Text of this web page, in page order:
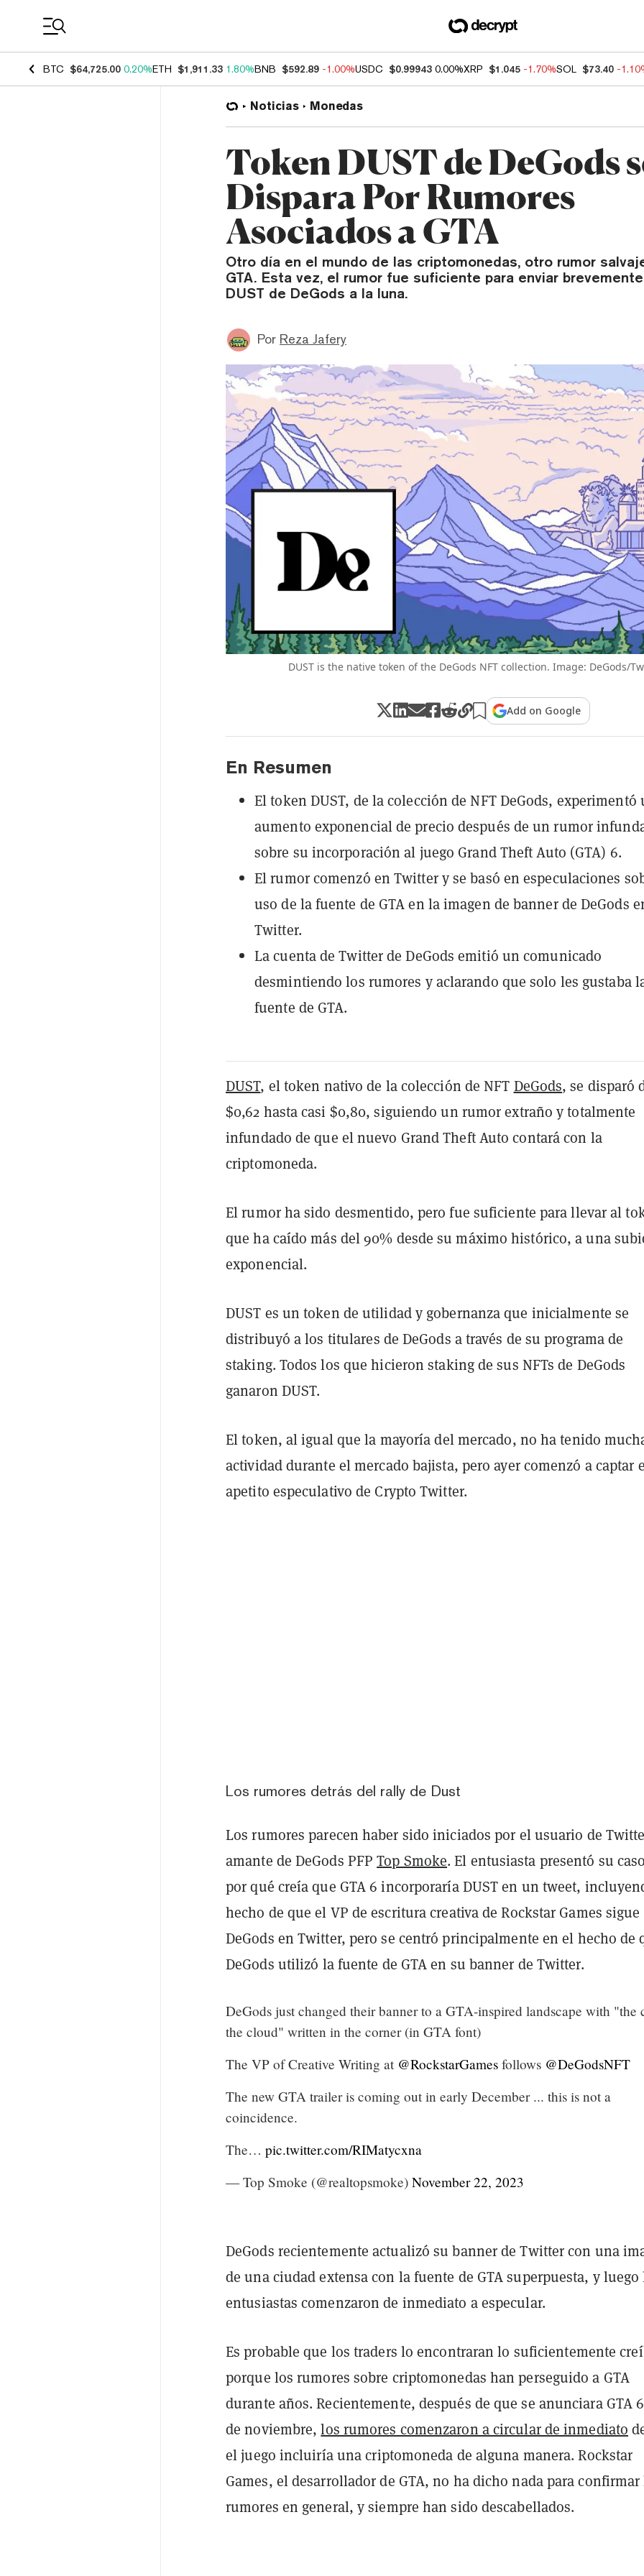
BTC $64,725.00 0.20%ETH $1,911.33 1.80%BNB $592.89 -1.00%USDC $0.99943 0.00%XRP $1.045 -1.70%SOL $73.40 -
Noticias Monedas
Token DUST de DeGods
Dispara Por Rumores
Asociados a GTA
Otro día en el mundo de las criptomonedas, otro rumor
GTA. Esta vez, el rumor fue suficiente para enviar
DUST de DeGods a la luna.
Por Reza Jafery
DUST is the native token of the DeGods NFT collection. Image: DeGods/
Add on Google
En Resumen
El token DUST, de la colección de NFT DeGods, experimentó
aumento exponencial de precio después de un rumor
sobre su incorporación al juego Grand Theft Auto (GTA) 6.
El rumor comenzó en Twitter y se basó en especulaciones
uso de la fuente de GTA en la imagen de banner de DeGods
Twitter.
La cuenta de Twitter de DeGods emitió un comunicado
desmintiendo los rumores y aclarando que solo les gustaba
fuente de GTA.
DUST, el token nativo de la colección de NFT DeGods, se disparó
$0,62 hasta casi $0,80, siguiendo un rumor extraño y totalmente
infundado de que el nuevo Grand Theft Auto contará con la
criptomoneda.
El rumor ha sido desmentido, pero fue suficiente para llevar al
que ha caído más del 90% desde su máximo histórico, a una
exponencial.
DUST es un token de utilidad y gobernanza que inicialmente se
distribuyó a los titulares de DeGods a través de su programa de
staking. Todos los que hicieron staking de sus NFTs de DeGods
ganaron DUST.
El token, al igual que la mayoría del mercado, no ha tenido
actividad durante el mercado bajista, pero ayer comenzó a captar
apetito especulativo de Crypto Twitter.
Los rumores detrás del rally de Dust
Los rumores parecen haber sido iniciados por el usuario de
amante de DeGods PFPTop Smoke. El entusiasta presentó su
por qué creía que GTA 6 incorporaría DUST en un tweet,
hecho de que el VP de escritura creativa de Rockstar Games sigue
DeGods en Twitter, pero se centró principalmente en el hecho de
DeGods utilizó la fuente de GTA en su banner de Twitter.
DeGods just changed their banner to a GTA-inspired landscape with "the
the cloud" written in the corner (in GTA font)
The VP of Creative Writing at @RockstarGames follows @DeGodsNFT
The new GTA trailer is coming out in early December ... this is not a
coincidence.
The… pic.twitter.com/RIMatycxna
— Top Smoke (@realtopsmoke) November 22, 2023
DeGods recientemente actualizó su banner de Twitter con una
de una ciudad extensa con la fuente de GTA superpuesta, y luego
entusiastas comenzaron de inmediato a especular.
Es probable que los traders lo encontraran lo suficientemente
porque los rumores sobre criptomonedas han perseguido a GTA
durante años. Recientemente, después de que se anunciara GTA
de noviembre,los rumores comenzaron a circular de inmediato
el juego incluiría una criptomoneda de alguna manera. Rockstar
Games, el desarrollador de GTA, no ha dicho nada para
rumores en general, y siempre han sido descabellados.